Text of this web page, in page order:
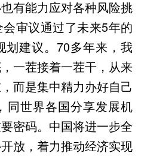
有能力应对各种风险挑
审议通过了未来5年的
划建议。70多年来，我
一茬接着一茬干，从来
而是集中精力办好自己
同世界各国分享发展机
密码。中国将进一步全
放，着力推动经济实现